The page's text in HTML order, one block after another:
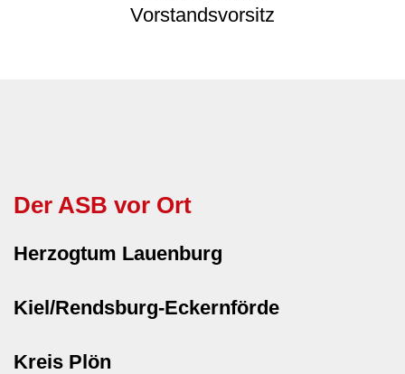
Vorstandsvorsitz
Der ASB vor Ort
Herzogtum Lauenburg
Kiel/Rendsburg-Eckernförde
Kreis Plön